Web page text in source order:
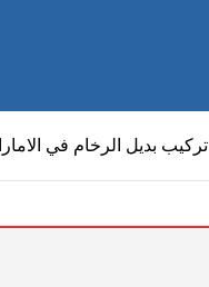
تركيب بديل الرخام في